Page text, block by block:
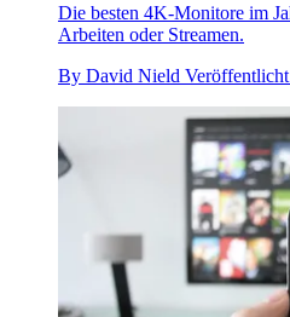
Die besten 4K-Monitore im
Arbeiten oder Streamen.
By David Nield Veröffentlicht